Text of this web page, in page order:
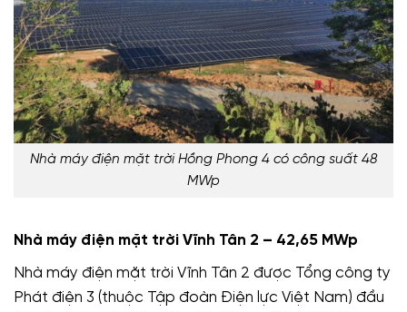
Nhà máy điện mặt trời Hồng Phong 4 có công suất 48
MWp
Nhà máy điện mặt trời Vĩnh Tân 2 – 42,65 MWp
Nhà máy điện mặt trời Vĩnh Tân 2 được Tổng công ty
Phát điện 3 (thuộc Tập đoàn Điện lực Việt Nam) đầu